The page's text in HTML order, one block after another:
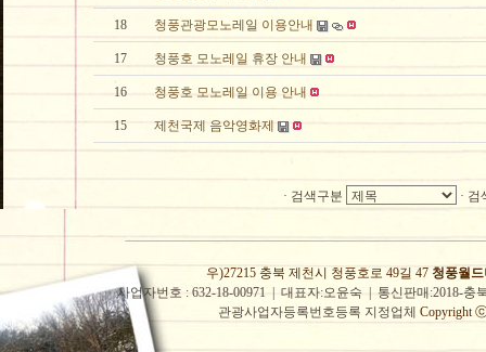
18 청풍관광모노레일 이용안내
17 청풍호 모노레일 휴장 안내
16 청풍호 모노레일 이용 안내
15 제천국제 음악영화제
· 검색구분 · 검
우)27215 충북 제천시 청풍호로 49길 47 청풍월
사업자번호 : 632-18-00971 | 대표자:오윤숙 | 통신판매:2018-충
관광사업자등록번호등록 지정업체 Copyright